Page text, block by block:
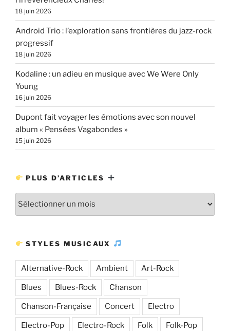
18 juin 2026
Android Trio : l’exploration sans frontières du jazz-rock
progressif
18 juin 2026
Kodaline : un adieu en musique avec We Were Only
Young
16 juin 2026
Dupont fait voyager les émotions avec son nouvel
album « Pensées Vagabondes »
15 juin 2026
PLUS D’ARTICLES
STYLES MUSICAUX
Alternative-Rock Ambient Art-Rock
Blues Blues-Rock Chanson
Chanson-Française Concert Electro
Electro-Pop Electro-Rock Folk Folk-Pop